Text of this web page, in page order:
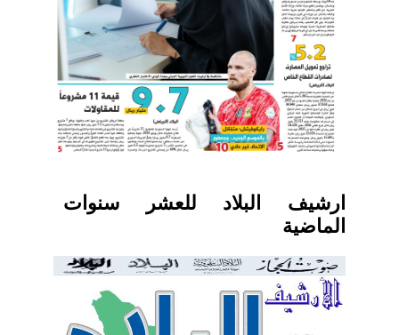
ارشيف البلاد للعشر سنوات
الماضية